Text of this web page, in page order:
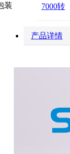
装 7000转
产品详情